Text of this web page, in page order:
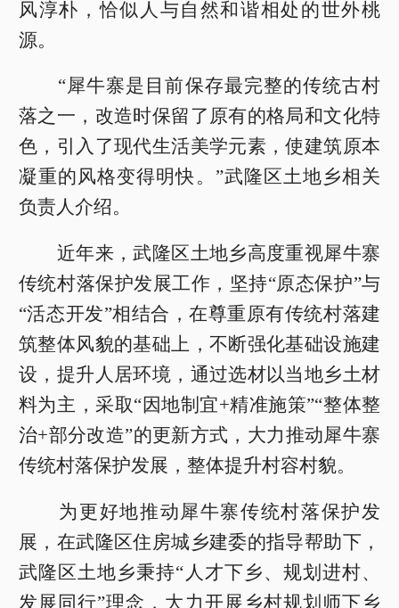
风淳朴，恰似人与自然和谐相处的世外桃
源。
“犀牛寨是目前保存最完整的传统古村
落之一，改造时保留了原有的格局和文化特
色，引入了现代生活美学元素，使建筑原本
凝重的风格变得明快。”武隆区土地乡相关
负责人介绍。
近年来，武隆区土地乡高度重视犀牛寨
传统村落保护发展工作，坚持“原态保护”与
“活态开发”相结合，在尊重原有传统村落建
筑整体风貌的基础上，不断强化基础设施建
设，提升人居环境，通过选材以当地乡土材
料为主，采取“因地制宜+精准施策”“整体整
治+部分改造”的更新方式，大力推动犀牛寨
传统村落保护发展，整体提升村容村貌。
为更好地推动犀牛寨传统村落保护发
展，在武隆区住房城乡建委的指导帮助下，
武隆区土地乡秉持“人才下乡、规划进村、
发展同行”理念，大力开展乡村规划师下乡